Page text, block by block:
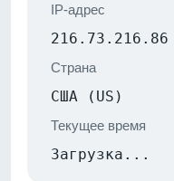
IP-адрес
216.73.216.86
Страна
США (US)
Текущее время
Загрузка...